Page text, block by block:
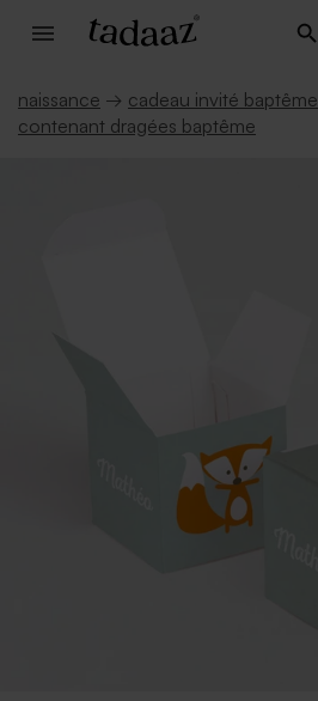
naissance → cadeau invité baptême
contenant dragées baptême